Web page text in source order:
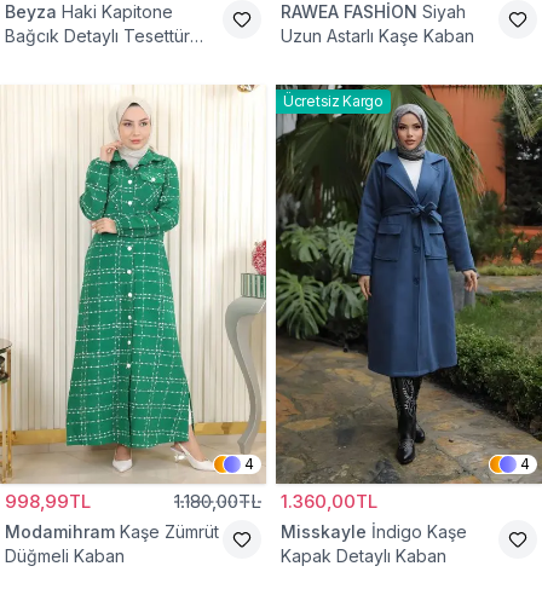
Beyza Haki Kapitone
Bağcık Detaylı Tesettür
RAWEA FASHİON Siyah
Uzun Astarlı Kaşe Kaban
4
998,99TL 1.180,00TL
Modamihram Kaşe Zümrüt
Düğmeli Kaban
Ücretsiz Kargo
4
1.360,00TL
Misskayle İndigo Kaşe
Kapak Detaylı Kaban